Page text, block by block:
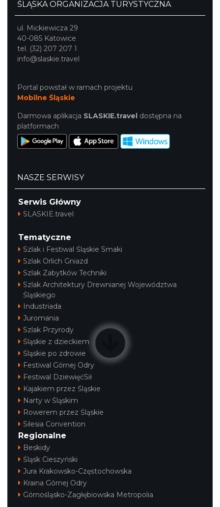
ŚLĄSKA ORGANIZACJA TURYSTYCZNA
ul. Mickiewicza 29
40-085 Katowice
tel. (32) 207 207 1
info@slaskie.travel
Portal powstał w ramach projektu
Mobilne Śląskie
Darmowa aplikacja SLASKIE.travel dostępna na
platformach
NASZE SERWISY
Serwis Główny
SLASKIE.travel
Tematyczne
Szlak i Festiwal Śląskie Smaki
Szlak Orlich Gniazd
Szlak Zabytków Techniki
Szlak Architektury Drewnianej Województwa
Śląskiego
Industriada
Juromania
Szlak Przyrody
Śląskie z dzieckiem
Śląskie po zdrowie
Festiwal Górnej Odry
Festiwal DziewięćSił
Kajakiem przez Śląskie
Narty w Śląskim
Rowerem przez Śląskie
Silesia Convention
Regionalne
Beskidy
Śląsk Cieszyński
Jura Krakowsko-Częstochowska
Kraina Górnej Odry
Górnośląsko-Zagłębiowska Metropolia